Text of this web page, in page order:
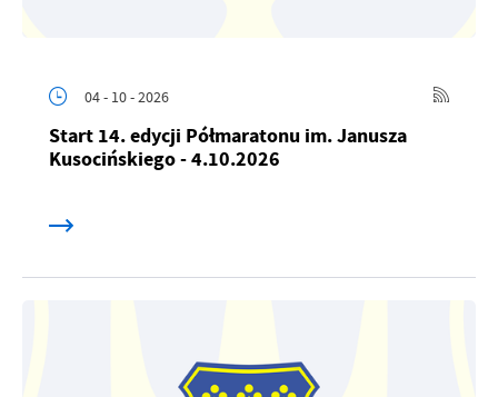
04 - 10 - 2026
Start 14. edycji Półmaratonu im. Janusza
Kusocińskiego - 4.10.2026